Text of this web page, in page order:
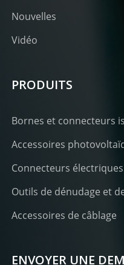
Nouvelles
Vidéo
PRODUITS
Bornes et connecteurs
Accessoires
Connecteurs
Outils de dénudage et
Accessoires de câblage
ENVOYER UNE